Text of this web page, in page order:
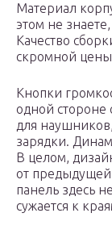
Материал
этом не
Качество
скромной цены
Кнопки
одной стороне
для
зарядки.
В целом,
от предыдущей
панель здесь
сужается к